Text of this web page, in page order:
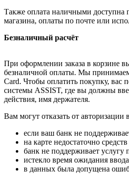
Также оплата наличными доступна
магазина, оплаты по почте или
Безналичный расчёт
При оформлении заказа в корзине
безналичной оплаты. Мы
Card. Чтобы оплатить покупку, вас
системы ASSIST, где вы должны
действия, имя держателя.
Вам могут отказать от авторизации
если ваш банк не
на карте недостаточно
банк не поддерживает услугу
истекло время ожидания
в данных была допущена